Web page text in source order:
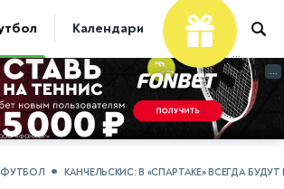
Календари Таблицы Матчи
...
...
ФУТБОЛ КАНЧЕЛЬСКИС: В «СПАРТАКЕ» ВСЕГДА